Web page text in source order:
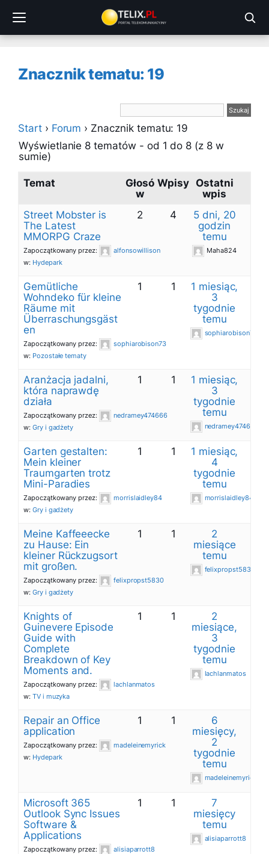
treści
Znacznik tematu: 19
Start › Forum › Znacznik tematu: 19
Wyświetlanie 8 tematów - od 1 do 8 (z 8 w
sumie)
Temat
Głosó
w
Wpisy Ostatni
wpis
Street Mobster is
The Latest
MMORPG Craze
Zapoczątkowany przez:
alfonsowillison
w: Hydepark
2 4
5 dni, 20
godzin
temu
Maha824
Gemütliche
Wohndeko für kleine
Räume mit
Überraschungsgäst
en
Zapoczątkowany przez:
sophiarobison73
w: Pozostałe tematy
1 1
1 miesiąc,
3
tygodnie
temu
sophiarobison73
Aranżacja jadalni,
która naprawdę
działa
Zapoczątkowany przez:
nedramey474666
w: Gry i gadżety
1 1
1 miesiąc,
3
tygodnie
temu
nedramey474666
Garten gestalten:
Mein kleiner
Traumgarten trotz
Mini-Paradies
Zapoczątkowany przez:
morrislaidley84
w: Gry i gadżety
1 1
1 miesiąc,
4
tygodnie
temu
morrislaidley84
Meine Kaffeeecke
zu Hause: Ein
kleiner Rückzugsort
mit großen.
Zapoczątkowany przez:
felixpropst5830
w: Gry i gadżety
1 1
2
miesiące
temu
felixpropst5830
Knights of
Guinevere Episode
Guide with
Complete
Breakdown of Key
Moments and.
Zapoczątkowany przez:
lachlanmatos
w: TV i muzyka
1 1
2
miesiące,
3
tygodnie
temu
lachlanmatos
Repair an Office
application
Zapoczątkowany przez:
madeleinemyrick
w: Hydepark
1 1
6
miesięcy,
2
tygodnie
temu
madeleinemyrick
Microsoft 365
Outlook Sync Issues
Software &
Applications
Zapoczątkowany przez:
alisiaparrott8
1 1
7
miesięcy
temu
alisiaparrott8